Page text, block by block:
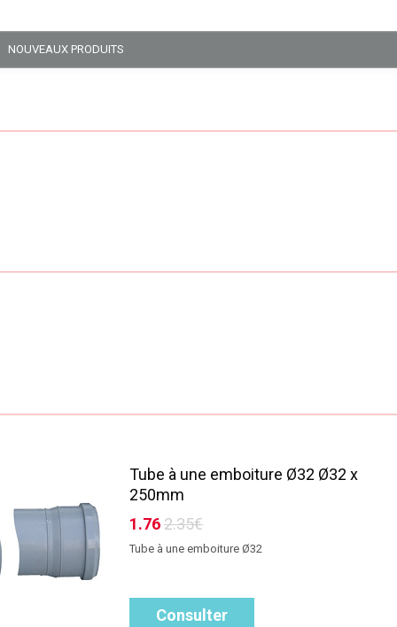
NOUVEAUX PRODUITS
Tube à une emboiture Ø32 Ø32 x
250mm
1.762.35€
Tube à une emboiture Ø32
Consulter